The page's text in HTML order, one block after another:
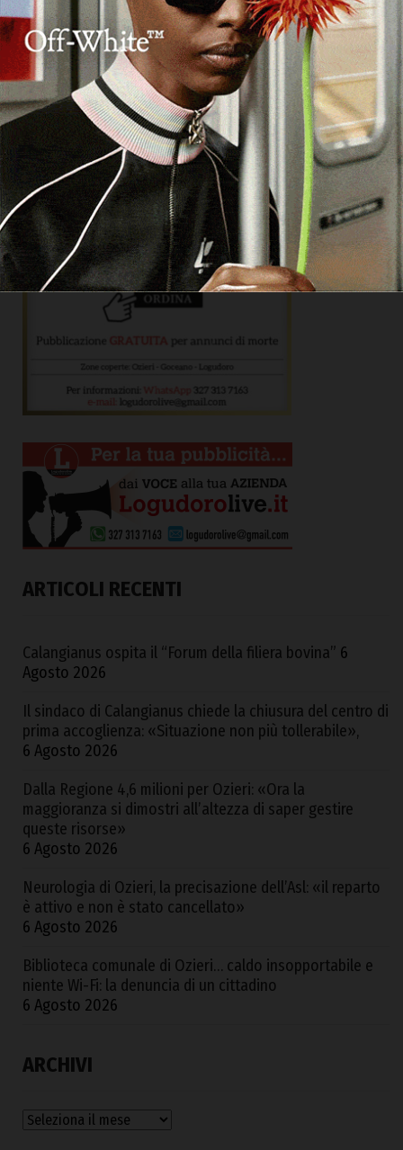
ARTICOLI RECENTI
Calangianus ospita il “Forum della filiera bovina” 6
Agosto 2026
Il sindaco di Calangianus chiede la chiusura del centro di
prima accoglienza: «Situazione non più tollerabile»,
6 Agosto 2026
Dalla Regione 4,6 milioni per Ozieri: «Ora la
maggioranza si dimostri all’altezza di saper gestire
queste risorse»
6 Agosto 2026
Neurologia di Ozieri, la precisazione dell’Asl: «il reparto
è attivo e non è stato cancellato»
6 Agosto 2026
Biblioteca comunale di Ozieri… caldo insopportabile e
niente Wi-Fi: la denuncia di un cittadino
6 Agosto 2026
ARCHIVI
Archivi